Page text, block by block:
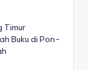
Timur
Buku di Pon-